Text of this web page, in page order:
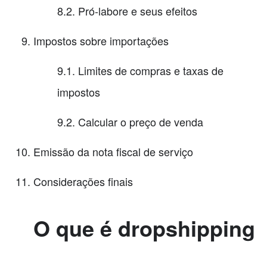
8.2. Pró-labore e seus efeitos
Impostos sobre importações
9.1. Limites de compras e taxas de
impostos
9.2. Calcular o preço de venda
Emissão da nota fiscal de serviço
Considerações finais
O que é dropshipping